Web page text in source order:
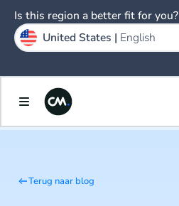
Terug naar blog
Is this region a better fit for you?
United States | English